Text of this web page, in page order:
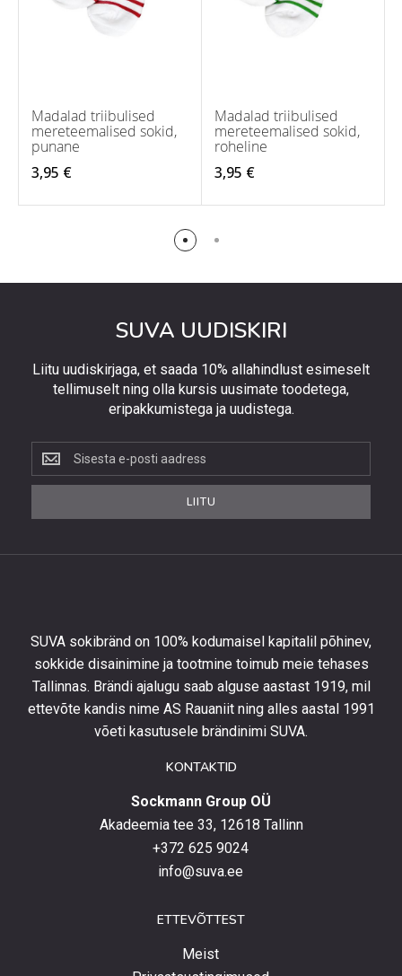
Madalad triibulised
mereteemalised sokid,
punane
3,95 €
Madalad triibulised
mereteemalised sokid,
roheline
3,95 €
SUVA UUDISKIRI
Liitu uudiskirjaga, et saada 10% allahindlust esimeselt
tellimuselt ning olla kursis uusimate toodetega,
eripakkumistega ja uudistega.
Liitu
uudiskirjaga,
et
kursis
uusimate
toodetega,
eripakkumistega
LIITU
SUVA sokibränd on 100% kodumaisel kapitalil põhinev,
sokkide disainimine ja tootmine toimub meie tehases
Tallinnas. Brändi ajalugu saab alguse aastast 1919, mil
ettevõte kandis nime AS Rauaniit ning alles aastal 1991
võeti kasutusele brändinimi SUVA.
KONTAKTID
Sockmann Group OÜ
Akadeemia tee 33, 12618 Tallinn
+372 625 9024
info@suva.ee
ETTEVÕTTEST
Meist